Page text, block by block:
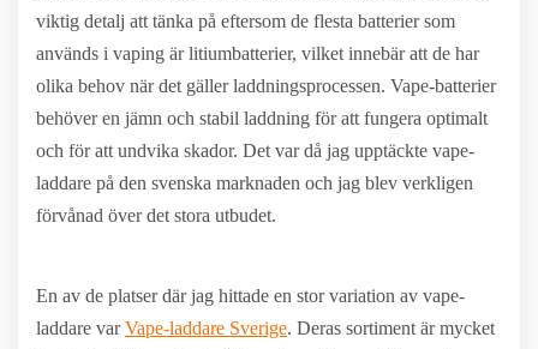
viktig detalj att tänka på eftersom de flesta batterier som
används i vaping är litiumbatterier, vilket innebär att de har
olika behov när det gäller laddningsprocessen. Vape-batterier
behöver en jämn och stabil laddning för att fungera optimalt
och för att undvika skador. Det var då jag upptäckte vape-
laddare på den svenska marknaden och jag blev verkligen
förvånad över det stora utbudet.
En av de platser där jag hittade en stor variation av vape-
laddare varVape-laddare Sverige. Deras sortiment är mycket